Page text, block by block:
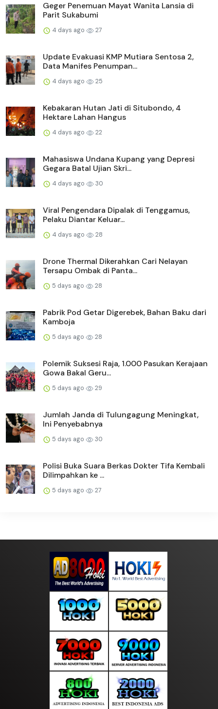
Geger Penemuan Mayat Wanita Lansia di
Parit Sukabumi
4 days ago 27
Update Evakuasi KMP Mutiara Sentosa 2,
Data Manifes Penumpan...
4 days ago 25
Kebakaran Hutan Jati di Situbondo, 4
Hektare Lahan Hangus
4 days ago 22
Mahasiswa Undana Kupang yang Depresi
Gegara Batal Ujian Skri...
4 days ago 30
Viral Pengendara Dipalak di Tenggamus,
Pelaku Diantar Keluar...
4 days ago 28
Drone Thermal Dikerahkan Cari Nelayan
Tersapu Ombak di Panta...
5 days ago 28
Pabrik Pod Getar Digerebek, Bahan Baku dari
Kamboja
5 days ago 28
Polemik Suksesi Raja, 1.000 Pasukan Kerajaan
Gowa Bakal Geru...
5 days ago 29
Jumlah Janda di Tulungagung Meningkat,
Ini Penyebabnya
5 days ago 30
Polisi Buka Suara Berkas Dokter Tifa Kembali
Dilimpahkan ke ...
5 days ago 27